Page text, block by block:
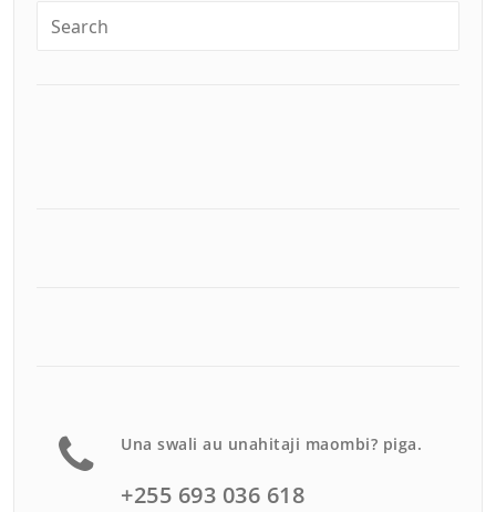
Una swali au unahitaji maombi? piga.
+255 693 036 618